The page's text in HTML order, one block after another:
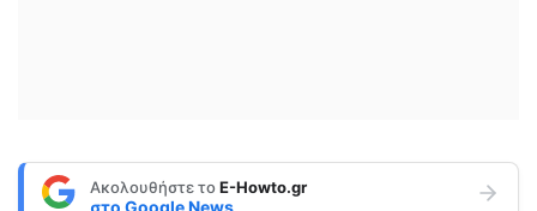
Ακολουθήστε τοE-Howto.gr
στο Google News